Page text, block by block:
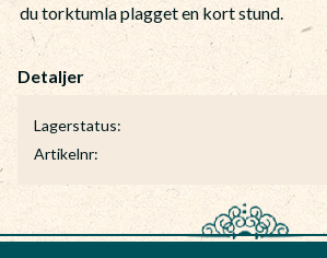
Lagerstatus
Artikelnr
du torktumla plagget en kort stund.